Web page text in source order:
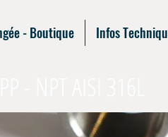
- Boutique Infos